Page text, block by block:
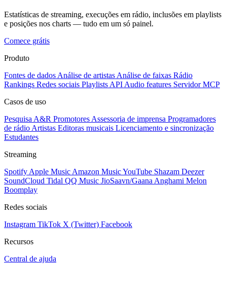
Estatísticas de streaming, execuções em rádio, inclusões em playlists
e posições nos charts — tudo em um só painel.
Comece grátis
Produto
Fontes de dados Análise de artistas Análise de faixas Rádio
Rankings Redes sociais Playlists API Audio features Servidor MCP
Casos de uso
Pesquisa A&R Promotores Assessoria de imprensa Programadores
de rádio Artistas Editoras musicais Licenciamento e sincronização
Estudantes
Streaming
Spotify Apple Music Amazon MusicYouTube Shazam Deezer
SoundCloud Tidal QQ Music JioSaavn/Gaana Anghami Melon
Boomplay
Redes sociais
Instagram TikTok X (Twitter) Facebook
Recursos
Central de ajuda